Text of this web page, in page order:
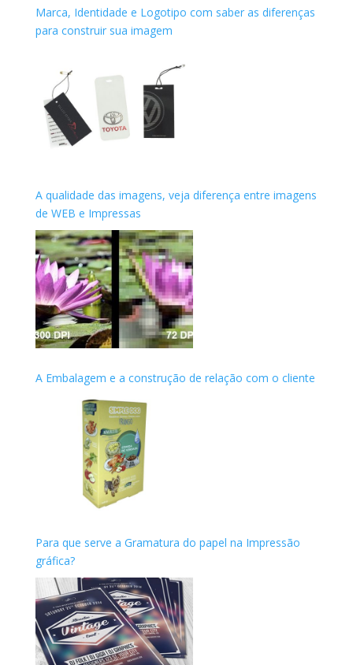
Marca, Identidade e Logotipo com saber as diferenças
para construir sua imagem
A qualidade das imagens, veja diferença entre imagens
de WEB e Impressas
A Embalagem e a construção de relação com o cliente
Para que serve a Gramatura do papel na Impressão
gráfica?